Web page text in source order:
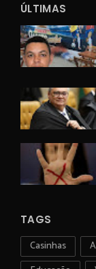
ÚLTIMAS
TAGS
Casinhas